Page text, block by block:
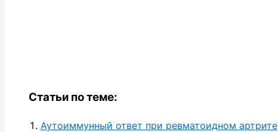
Статьи по теме:
Аутоиммунный ответ при ревматоидном артрите